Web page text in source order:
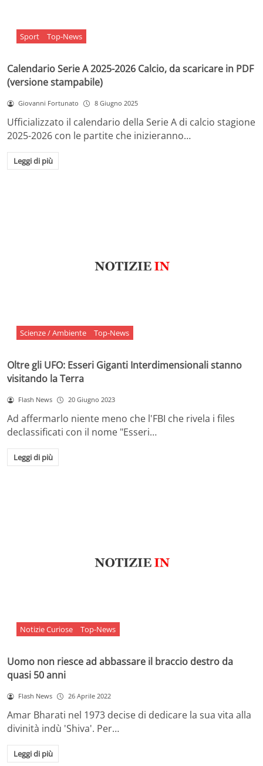
Sport Top-News
Calendario Serie A 2025-2026 Calcio, da scaricare in PDF
(versione stampabile)
Giovanni Fortunato 8 Giugno 2025
Ufficializzato il calendario della Serie A di calcio stagione
2025-2026 con le partite che inizieranno…
Leggi di più
Scienze / Ambiente Top-News
Oltre gli UFO: Esseri Giganti Interdimensionali stanno
visitando la Terra
Flash News 20 Giugno 2023
Ad affermarlo niente meno che l'FBI che rivela i files
declassificati con il nome "Esseri…
Leggi di più
Notizie Curiose Top-News
Uomo non riesce ad abbassare il braccio destro da
quasi 50 anni
Flash News 26 Aprile 2022
Amar Bharati nel 1973 decise di dedicare la sua vita alla
divinità indù 'Shiva'. Per…
Leggi di più